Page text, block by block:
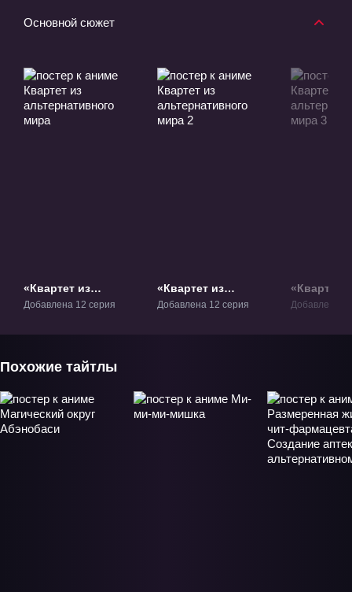
Основной сюжет
«Квартет из
альтернативного
Добавлена 12 серия
«Квартет из
альтернативного
Добавлена 12 серия
«Квартет
Добавлена 1
Похожие тайтлы